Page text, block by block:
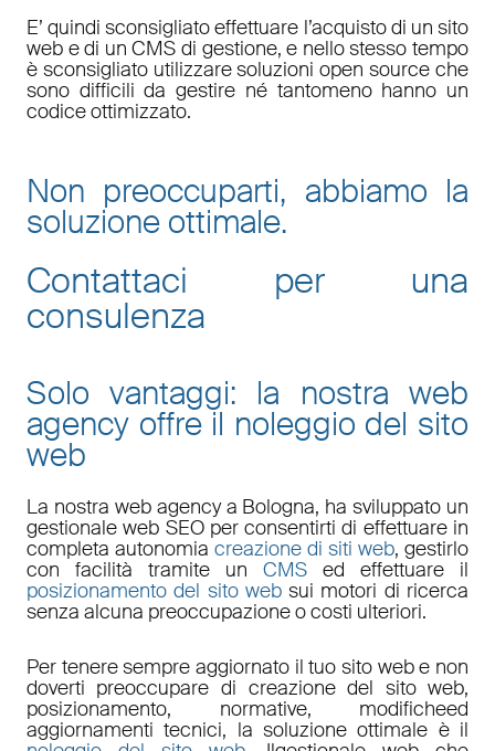
E’ quindi sconsigliato effettuare l’acquisto di un sito
web e di un CMS di gestione, e nello stesso tempo
è sconsigliato utilizzare soluzioni open source che
sono difficili da gestire né tantomeno hanno un
codice ottimizzato.
Non preoccuparti, abbiamo la
soluzione ottimale.
Contattaci per una
consulenza
Solo vantaggi: la nostra web
agency offre il noleggio del sito
web
La nostra web agency a Bologna, ha sviluppato un
gestionale web SEOper consentirti di effettuare in
completa autonomia creazione di siti web, gestirlo
con facilità tramite un CMS ed effettuare il
posizionamento del sito websui motori di ricerca
senza alcuna preoccupazione o costi ulteriori.
Per tenere sempre aggiornato il tuo sito web e non
doverti preoccupare di creazione del sito web,
posizionamento, normative, modificheed
aggiornamenti tecnici, la soluzione ottimale è il